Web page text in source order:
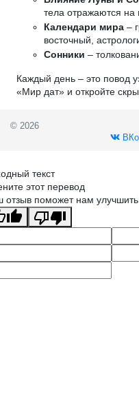
тела отражаются на
Календари мира –
восточный,
Сонники –
Каждый день – это повод
«Мир дат» и откройте
© 2026
текст
этот перевод
отзыв поможет нам